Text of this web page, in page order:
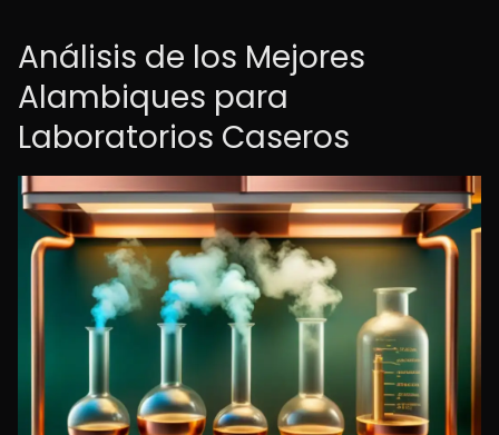
Análisis de los Mejores
Alambiques para
Laboratorios Caseros